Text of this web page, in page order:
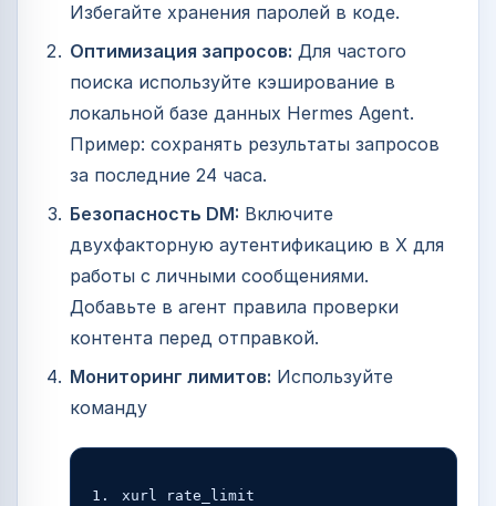
Избегайте хранения паролей в коде.
Оптимизация запросов: Для частого
поиска используйте кэширование в
локальной базе данных Hermes Agent.
Пример: сохранять результаты запросов
за последние 24 часа.
Безопасность DM: Включите
двухфакторную аутентификацию в X для
работы с личными сообщениями.
Добавьте в агент правила проверки
контента перед отправкой.
Мониторинг лимитов: Используйте
команду
xurl rate_limit